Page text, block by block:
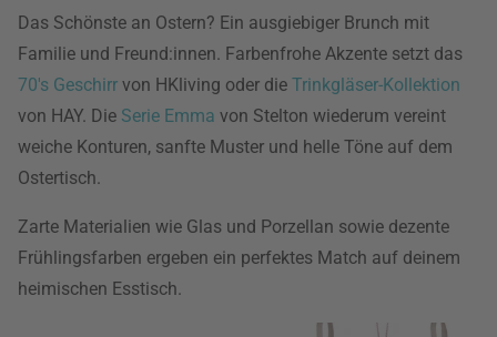
Das Schönste an Ostern? Ein ausgiebiger Brunch mit
Familie und Freund:innen. Farbenfrohe Akzente setzt das
70's Geschirr von HKliving oder die Trinkgläser-Kollektion
von HAY. Die Serie Emma von Stelton wiederum vereint
weiche Konturen, sanfte Muster und helle Töne auf dem
Ostertisch.
Zarte Materialien wie Glas und Porzellan sowie dezente
Frühlingsfarben ergeben ein perfektes Match auf deinem
heimischen Esstisch.